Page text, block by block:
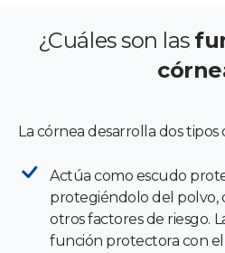
¿Cuáles son las
La córnea desarrolla dos tipos
Actúa como escudo
protegiéndolo del polvo,
otros factores de riesgo.
función protectora con el